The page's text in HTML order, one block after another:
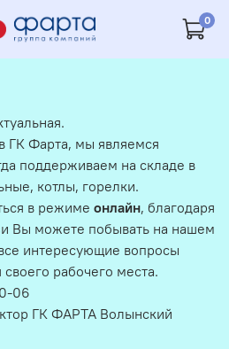
0
ГК Фарта, мы являемся
поддерживаем на складе в
котлы, горелки.
в режиме онлайн, благодаря
Вы можете побывать на нашем
интересующие вопросы
рабочего места.
06
ГК ФАРТА Волынский